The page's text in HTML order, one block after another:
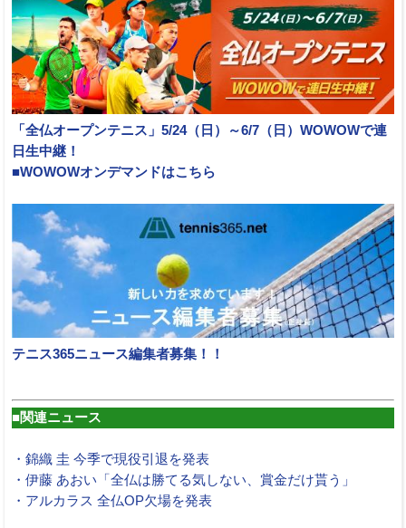
「全仏オープンテニス」5/24（日）～6/7（日）WOWOWで連
日生中継！
■WOWOWオンデマンドはこちら
テニス365ニュース編集者募集！！
■関連ニュース
・錦織 圭 今季で現役引退を発表
・伊藤 あおい「全仏は勝てる気しない、賞金だけ貰う」
・アルカラス 全仏OP欠場を発表